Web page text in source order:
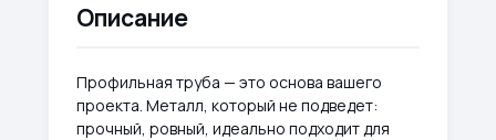
Описание
Профильная труба — это основа вашего
проекта. Металл, который не подведет:
прочный, ровный, идеально подходит для